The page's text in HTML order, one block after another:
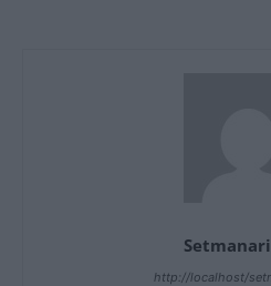
http://localhost/